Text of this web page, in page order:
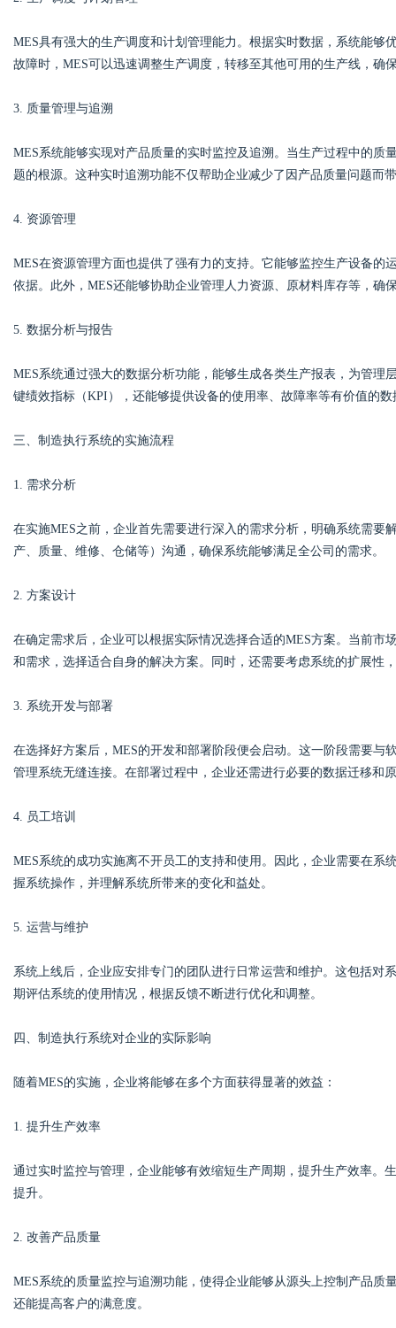
MES具有强大的生产调度和计划管理能力。根据实时数据，系统能
故障时，MES可以迅速调整生产调度，转移至其他可用的生产线，确
3. 质量管理与追溯
MES系统能够实现对产品质量的实时监控及追溯。当生产过程中的质
题的根源。这种实时追溯功能不仅帮助企业减少了因产品质量问题而
4. 资源管理
MES在资源管理方面也提供了强有力的支持。它能够监控生产设备
依据。此外，MES还能够协助企业管理人力资源、原材料库存等，确
5. 数据分析与报告
MES系统通过强大的数据分析功能，能够生成各类生产报表，为管
键绩效指标（KPI），还能够提供设备的使用率、故障率等有价值的
三、制造执行系统的实施流程
1. 需求分析
在实施MES之前，企业首先需要进行深入的需求分析，明确系统需
产、质量、维修、仓储等）沟通，确保系统能够满足全公司的需求。
2. 方案设计
在确定需求后，企业可以根据实际情况选择合适的MES方案。当前市
和需求，选择适合自身的解决方案。同时，还需要考虑系统的扩展性
3. 系统开发与部署
在选择好方案后，MES的开发和部署阶段便会启动。这一阶段需要与
管理系统无缝连接。在部署过程中，企业还需进行必要的数据迁移和
4. 员工培训
MES系统的成功实施离不开员工的支持和使用。因此，企业需要在
握系统操作，并理解系统所带来的变化和益处。
5. 运营与维护
系统上线后，企业应安排专门的团队进行日常运营和维护。这包括对
期评估系统的使用情况，根据反馈不断进行优化和调整。
四、制造执行系统对企业的实际影响
随着MES的实施，企业将能够在多个方面获得显著的效益：
1. 提升生产效率
通过实时监控与管理，企业能够有效缩短生产周期，提升生产效率。
提升。
2. 改善产品质量
MES系统的质量监控与追溯功能，使得企业能够从源头上控制产品
还能提高客户的满意度。